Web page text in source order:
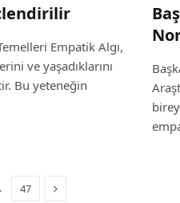
Empatik Algı,
ve yaşadıklarını
Bu yeteneğin
47 Next